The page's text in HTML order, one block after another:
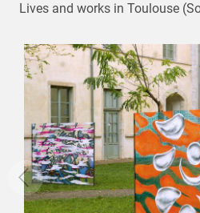
Lives and works in Toulouse